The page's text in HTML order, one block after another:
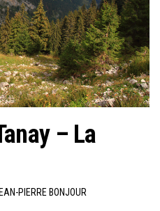
– La
PIERRE BONJOUR